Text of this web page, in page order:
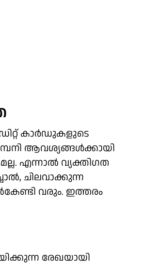
കാര്‍ഡുകളുടെ
ആവശ്യങ്ങള്‍ക്കായി
എന്നാല്‍ വ്യക്തിഗത
ചിലവാക്കുന്ന
വരും. ഇത്തരം
രേഖയായി